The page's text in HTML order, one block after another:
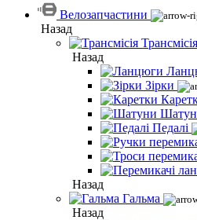
Велозапчастини
Назад
Трансмісія
Назад
Зірки
Педалі
Назад
Гальма
Назад